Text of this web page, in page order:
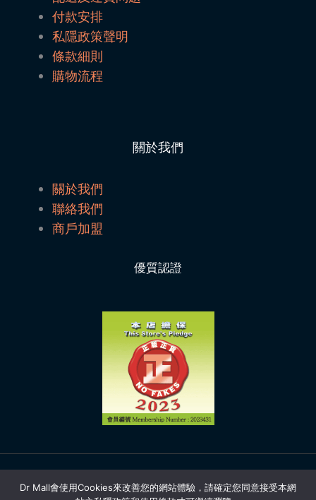
付款安排
私隱政策聲明
條款細則
購物流程
關於我們
關於我們
聯絡我們
商戶加盟
優質認證
Copyright © 2026 | Dr Mall
Dr Mall會使用Cookies來改善您的網站體驗，請確定您同意接受本網